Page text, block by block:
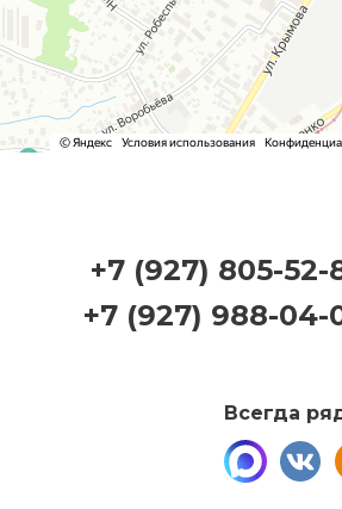
+7 (927) 805-52-
+7 (927) 988-04-
Всегда